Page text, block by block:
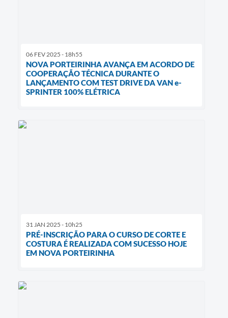
06 FEV 2025 - 18h55
NOVA PORTEIRINHA AVANÇA EM ACORDO DE
COOPERAÇÃO TÉCNICA DURANTE O
LANÇAMENTO COM TEST DRIVE DA VAN e-
SPRINTER 100% ELÉTRICA
31 JAN 2025 - 10h25
PRÉ-INSCRIÇÃO PARA O CURSO DE CORTE E
COSTURA É REALIZADA COM SUCESSO HOJE
EM NOVA PORTEIRINHA